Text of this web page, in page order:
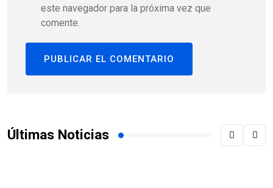
este navegador para la próxima vez que
comente.
Últimas Noticias